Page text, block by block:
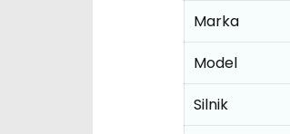
Marka
Model
Silnik